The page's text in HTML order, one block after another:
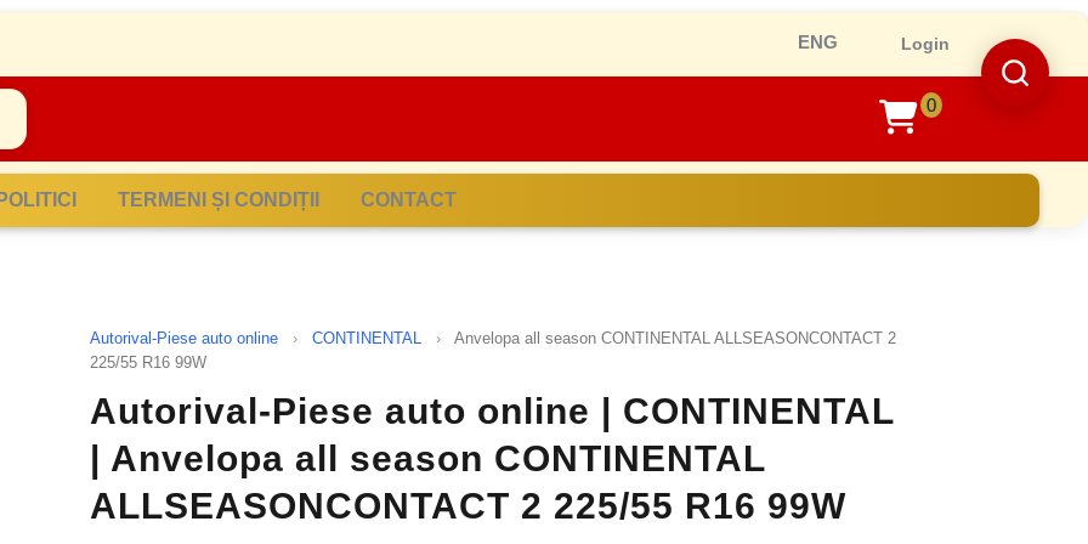
Login
shopping
cart
0
POLITICI TERMENI ȘI CONDIȚII CONTACT
Autorival-Piese auto online › CONTINENTAL ›
Anvelopa all season CONTINENTAL ALLSEASONCONTACT 2
225/55 R16 99W
Autorival-Piese auto online | CONTINENTAL
| Anvelopa all season CONTINENTAL
ALLSEASONCONTACT 2 225/55 R16 99W